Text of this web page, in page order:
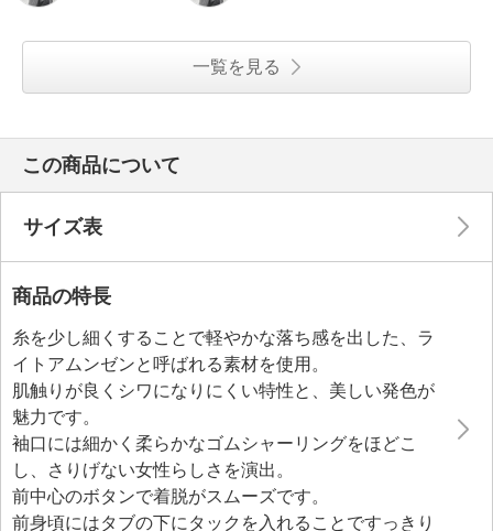
一覧を見る
この商品について
サイズ表
商品の特長
糸を少し細くすることで軽やかな落ち感を出した、ラ
イトアムンゼンと呼ばれる素材を使用。
肌触りが良くシワになりにくい特性と、美しい発色が
魅力です。
袖口には細かく柔らかなゴムシャーリングをほどこ
し、さりげない女性らしさを演出。
前中心のボタンで着脱がスムーズです。
前身頃にはタブの下にタックを入れることですっきり